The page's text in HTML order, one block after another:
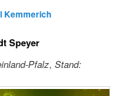
Kemmerich
Speyer
Pfalz, Stand: